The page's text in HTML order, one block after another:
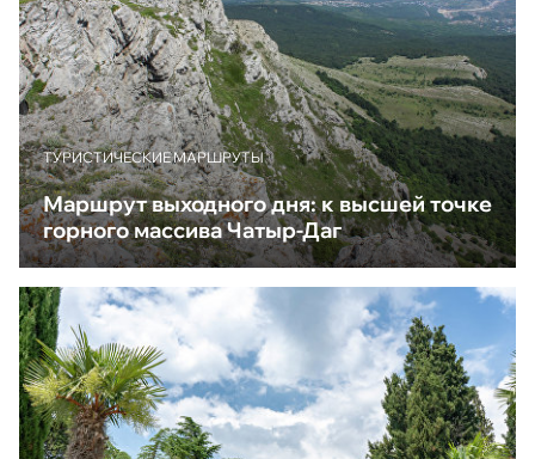
ТУРИСТИЧЕСКИЕ МАРШРУТЫ
Маршрут выходного дня: к высшей точке
горного массива Чатыр-Даг